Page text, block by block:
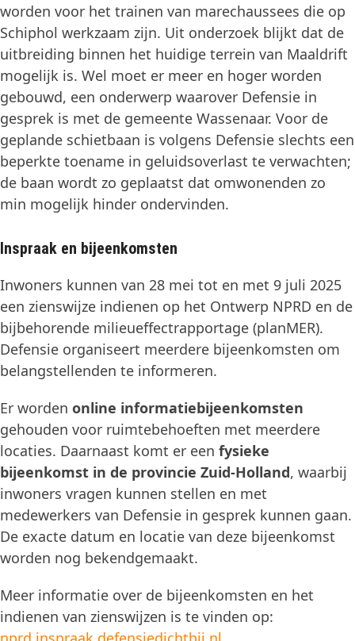
worden voor het trainen van marechaussees die op
Schiphol werkzaam zijn. Uit onderzoek blijkt dat de
uitbreiding binnen het huidige terrein van Maaldrift
mogelijk is. Wel moet er meer en hoger worden
gebouwd, een onderwerp waarover Defensie in
gesprek is met de gemeente Wassenaar. Voor de
geplande schietbaan is volgens Defensie slechts een
beperkte toename in geluidsoverlast te verwachten;
de baan wordt zo geplaatst dat omwonenden zo
min mogelijk hinder ondervinden.
Inspraak en bijeenkomsten
Inwoners kunnen van 28 mei tot en met 9 juli 2025
een zienswijze indienen op het Ontwerp NPRD en de
bijbehorende milieueffectrapportage (planMER).
Defensie organiseert meerdere bijeenkomsten om
belangstellenden te informeren.
Er worden online informatiebijeenkomsten
gehouden voor ruimtebehoeften met meerdere
locaties. Daarnaast komt er een fysieke
bijeenkomst in de provincie Zuid-Holland, waarbij
inwoners vragen kunnen stellen en met
medewerkers van Defensie in gesprek kunnen gaan.
De exacte datum en locatie van deze bijeenkomst
worden nog bekendgemaakt.
Meer informatie over de bijeenkomsten en het
indienen van zienswijzen is te vinden op: